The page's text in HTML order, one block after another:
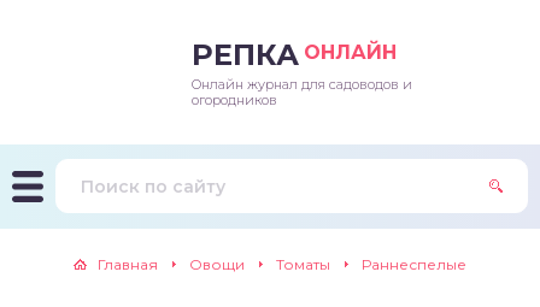
РЕПКА ОНЛАЙН
Онлайн журнал для садоводов и
огородников
Главная Овощи Томаты Раннеспелые
и подкормки